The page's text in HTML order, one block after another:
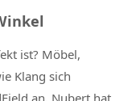
ist? Möbel,
Klang sich
an. Nubert hat